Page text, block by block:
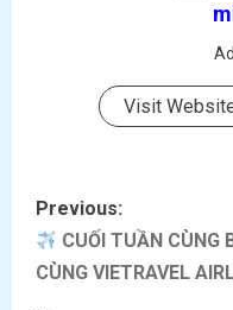
Visit
P
o
Previous:
CUỐI TUẦN CÙNG
CÙNG VIETRAVEL